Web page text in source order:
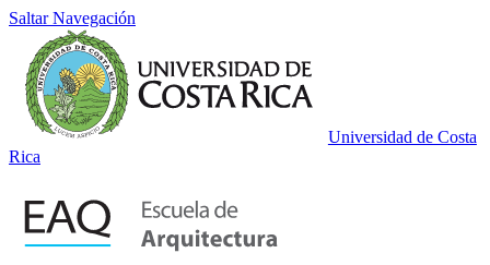
Saltar Navegación
Universidad de Costa
Rica